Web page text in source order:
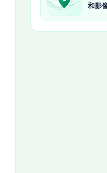
和影